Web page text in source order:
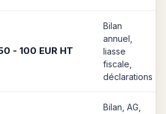
- 100 EUR HT
Bilan
annuel,
liasse
fiscale,
déclarations
Bilan, AG,